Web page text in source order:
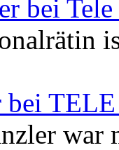
bei
bei
war